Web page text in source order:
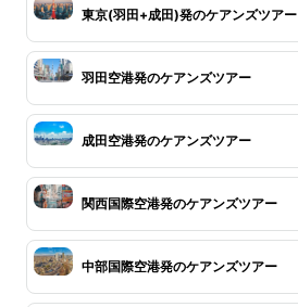
東京(羽田+成田)発のケアンズツアー
羽田空港発のケアンズツアー
成田空港発のケアンズツアー
関西国際空港発のケアンズツアー
中部国際空港発のケアンズツアー